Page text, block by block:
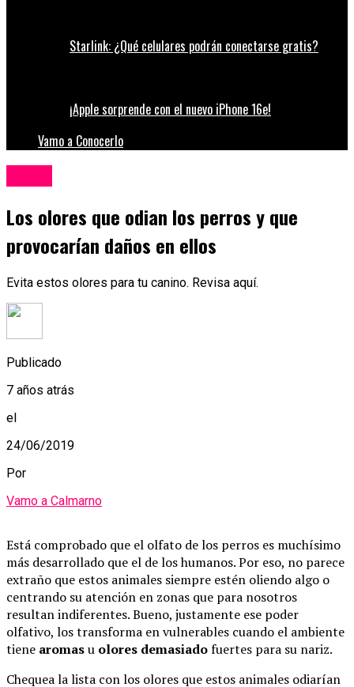
Starlink: ¿Qué celulares podrán conectarse gratis?
¡Apple sorprende con el nuevo iPhone 16e!
Vamo a Conocerlo
Los olores que odian los perros y que
provocarían daños en ellos
Evita estos olores para tu canino. Revisa aquí.
Publicado
7 años atrás
el
24/06/2019
Por
Vamo a Calmarno
Está comprobado que el olfato de los perros es muchísimo
más desarrollado que el de los humanos. Por eso, no parece
extraño que estos animales siempre estén oliendo algo o
centrando su atención en zonas que para nosotros
resultan indiferentes. Bueno, justamente ese poder
olfativo, los transforma en vulnerables cuando el ambiente
tiene aromasu olores demasiadofuertes para su nariz.
Chequea la lista con los olores que estos animales odiarían